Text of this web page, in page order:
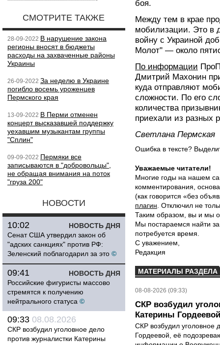
СМОТРИТЕ ТАКЖЕ
28-09-2022 В нарушение закона
регионы вносят в бюджеты
расходы на захваченные районы
Украины
26-09-2022 За неделю в Украине
погибло восемь уроженцев
Пермского края
13-09-2022 В Перми отменен
концерт высказавшей поддержку
уехавшим музыкантам группы
"Сплин"
09-09-2022 Пермяки все
записываются в "добровольцы",
не обращая внимания на поток
"груза 200"
НОВОСТИ
НОВОСТЬ ДНЯ
10:02
Сенат США утвердил закон об
"адских санкциях" против РФ:
Зеленский поблагодарил за это ©
НОВОСТЬ ДНЯ
09:41
Российские фигуристы массово
стремятся к получению
нейтрального статуса ©
09:33 08.08.2026
СКР возбудил уголовное дело
против журналистки Катерины
боя.
Между тем в крае
мобилизации. Это в
войну с Украиной
Молот" — около
По информации
Дмитрий Махонин
куда отправляют
сложности. По его
количества
приехали из разных
Светлана Пермская
Ошибка в тексте?
Уважаемые читатели!
Многие годы на нашем
комментирования,
(как говорится «без
плагин . Отключил не
Таким образом, вы и мы
Мы постараемся найти
потребуется время.
С уважением,
Редакция
МАТЕРИАЛЫ РАЗДЕЛА
08-08-2026 (09:33)
СКР возбудил
Катерины Гордеевой
СКР возбудил уголовное
Гордеевой, её